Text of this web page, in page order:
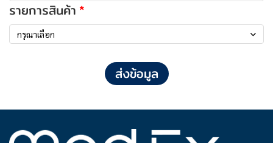
รายการสินค้า
กรุณาเลือก
ส่งข้อมูล